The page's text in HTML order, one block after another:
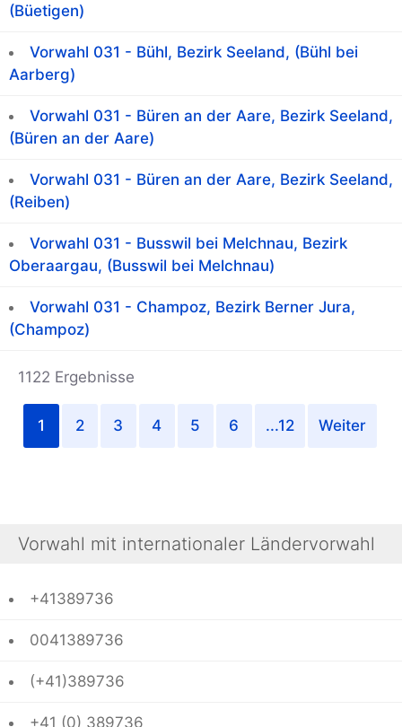
(Büetigen)
Vorwahl 031 - Bühl, Bezirk Seeland, (Bühl bei
Aarberg)
Vorwahl 031 - Büren an der Aare, Bezirk Seeland,
(Büren an der Aare)
Vorwahl 031 - Büren an der Aare, Bezirk Seeland,
(Reiben)
Vorwahl 031 - Busswil bei Melchnau, Bezirk
Oberaargau, (Busswil bei Melchnau)
Vorwahl 031 - Champoz, Bezirk Berner Jura,
(Champoz)
1122 Ergebnisse
1 2 3 4 5 6 ...12 Weiter
Vorwahl mit internationaler Ländervorwahl
+41389736
0041389736
(+41)389736
+41 (0) 389736